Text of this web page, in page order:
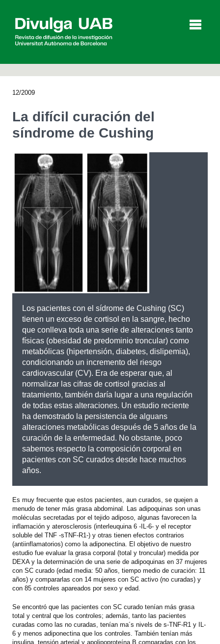
English Català
BUSCAR
12/2009
La difícil curación del
síndrome de Cushing
Los pacientes con el sídrome de Cushing (SC)
tienen un exceso de cortisol en la sangre, hecho
que conlleva toda una serie de alteraciones tanto
físicas (obesidad de predominio troncular) como
metabólicas (hipertensión, diabetes, dislipemia),
condicionando un incremento del riesgo
cardiovascular (CV). Era de esperar que, al
normalizar las cifras de cortisol gracias al
tratamiento, también daría lugar a una regulación
de todas estas alteraciones. Un estudio reciente
ha demostrado la persistencia de alguans
alteraciones metabólicas después de 5 años de la
curación de la enfermedad. No obstante, poco
sabemos respecto la composición corporal en
pacientes con SC curados desde hace muchos
años.
Es muy frecuente que estos pacientes, aun curados, se quejen a
menudo de tener más grasa abdominal. Las adipoquinas son unas
moléculas secretadas por el tejido adiposo, algunas favorecen la
inflamación y aterosclerosis (interleuquina 6 -IL-6- y el receptor
soluble del TNF -sTNF-R1-) y otras tienen efectos contrarios
(antiinflamatorios) como la adiponectina. El objetivo de nuestro
estudio fue evaluar la grasa corporal (total y troncular) medida por
DEXA y la determinación de una serie de adipoquinas en 37 mujeres
con SC curado (edad media: 50 años, tiempo medio de curación: 11
años) y compararlas con 14 mujeres con SC activo (no curadas) y
con 85 controles apareados por sexo y edad.
Se encontró que las pacientes con SC curado tenían más grasa
total y central que los controles; además, tanto las pacientes
curadas como las no curadas, tenían ma´s nivels de s-TNF-R1 y IL-
6 y menos adiponectina que los controles. También tenían más
insulina, tensión arterial y apolipoproteína B comparadas con los